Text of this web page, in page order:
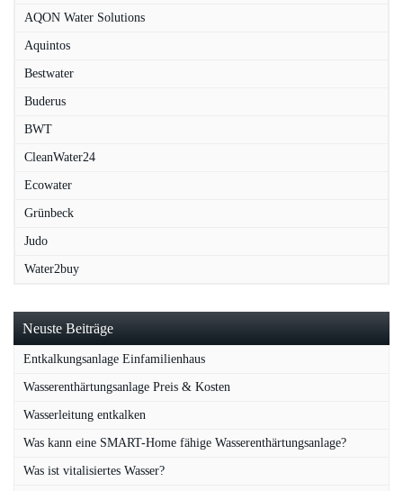
AQON Water Solutions
Aquintos
Bestwater
Buderus
BWT
CleanWater24
Ecowater
Grünbeck
Judo
Water2buy
Neuste Beiträge
Entkalkungsanlage Einfamilienhaus
Wasserenthärtungsanlage Preis & Kosten
Wasserleitung entkalken
Was kann eine SMART-Home fähige Wasserenthärtungsanlage?
Was ist vitalisiertes Wasser?